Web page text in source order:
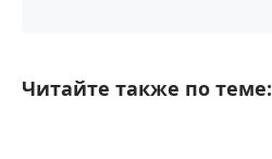
Читайте также по теме: